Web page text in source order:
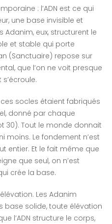
: l’ADN est ce qui
une base invisible et
Adanim, eux, structurent le
et stable qui porte
(Sanctuaire) repose sur
que l’on ne voit presque
socles étaient fabriqués
donné par chaque
30). Tout le monde donnait
moins. Le fondement n’est
entier. Et le fait même que
que seul, on n’est
crée la base.
Les Adanim
base solide, toute élévation
l’ADN structure le corps,